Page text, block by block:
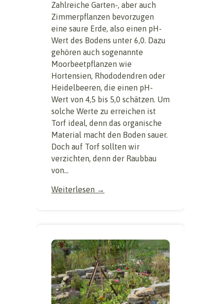
Zahlreiche Garten-, aber auch
Zimmerpflanzen bevorzugen
eine saure Erde, also einen pH-
Wert des Bodens unter 6,0. Dazu
gehören auch sogenannte
Moorbeetpflanzen wie
Hortensien, Rhododendren oder
Heidelbeeren, die einen pH-
Wert von 4,5 bis 5,0 schätzen. Um
solche Werte zu erreichen ist
Torf ideal, denn das organische
Material macht den Boden sauer.
Doch auf Torf sollten wir
verzichten, denn der Raubbau
von...
Weiterlesen →